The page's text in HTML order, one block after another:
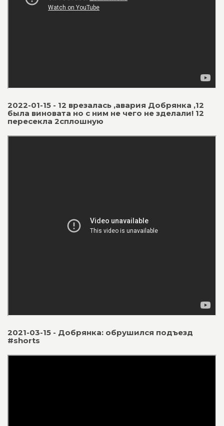
2022-01-15 - 12 врезалась ,авария Добрянка ,12
была виновата но с ним не чего не зделали! 12
пересекла 2сплошную
2021-03-15 - Добрянка: обрушился подъезд
#shorts